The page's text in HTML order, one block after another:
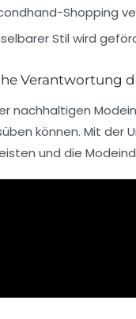
Shopping
Stil wird
Verantwortung
nachhaltigen
können. Mit
und die